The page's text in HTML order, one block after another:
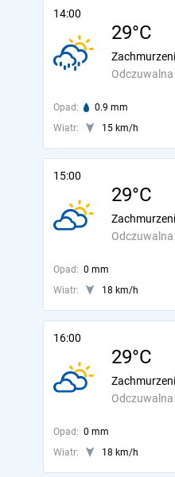
14:00
29°C
Odczuwalna
Opad: 0.9 mm
Wiatr:
15 km/h
15:00
29°C
Odczuwalna
Opad: 0 mm
Wiatr:
18 km/h
16:00
29°C
Odczuwalna
Opad: 0 mm
Wiatr:
18 km/h